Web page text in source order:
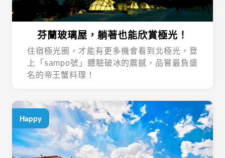
芬蘭玻璃屋，躺著也能欣賞極光！
住宿極光圈，才能有更多機會看到北極光，登
上「sampo號」體驗破冰的震撼，品嘗最負盛
名的帝王蟹料理！
Happy